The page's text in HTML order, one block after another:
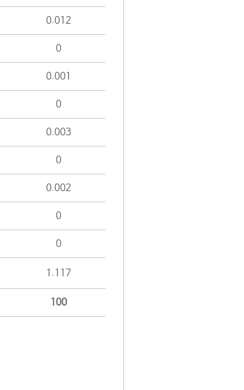
0.012
0
0.001
0
0.003
0
0.002
0
0
1.117
100